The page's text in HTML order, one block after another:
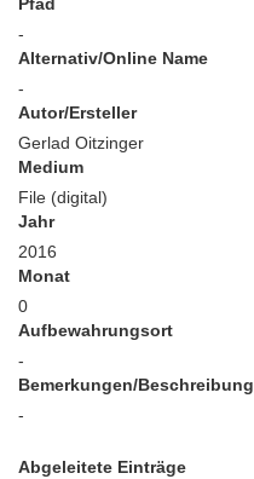
-
Alternativ/Online Name
-
Autor/Ersteller
Gerlad Oitzinger
Medium
File (digital)
Jahr
2016
Monat
0
Aufbewahrungsort
-
Bemerkungen/Beschreibung
-
Abgeleitete Einträge